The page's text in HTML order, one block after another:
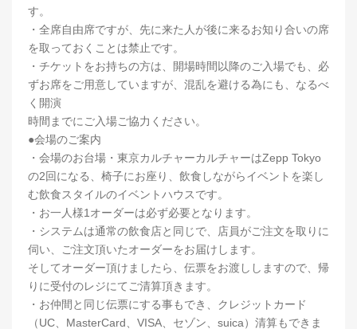
す。
・全席自由席ですが、先に来た人が後に来るお知り合いの席
を取っておくことは禁止です。
・チケットをお持ちの方は、開場時間以降のご入場でも、必
ずお席をご用意していますが、混乱を避ける為にも、なるべ
く開演
時間までにご入場ご協力ください。
●会場のご案内
・会場のお台場・東京カルチャーカルチャーはZepp Tokyo
の2回になる、椅子にお座り、飲食しながらイベントを楽し
む飲食スタイルのイベントハウスです。
・お一人様1オーダーは必ず必要となります。
・システムは通常の飲食店と同じで、店員がご注文を取りに
伺い、ご注文頂いたオーダーをお届けします。
そしてオーダー頂けましたら、伝票をお渡ししますので、帰
りに受付のレジにてご清算頂きます。
・お仲間と同じ伝票にする事もでき、クレジットカード
（UC、MasterCard、VISA、セゾン、suica）清算もできま